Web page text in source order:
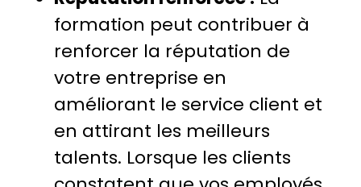
formation peut contribuer à
renforcer la réputation de
votre entreprise en
améliorant le service client et
en attirant les meilleurs
talents. Lorsque les clients